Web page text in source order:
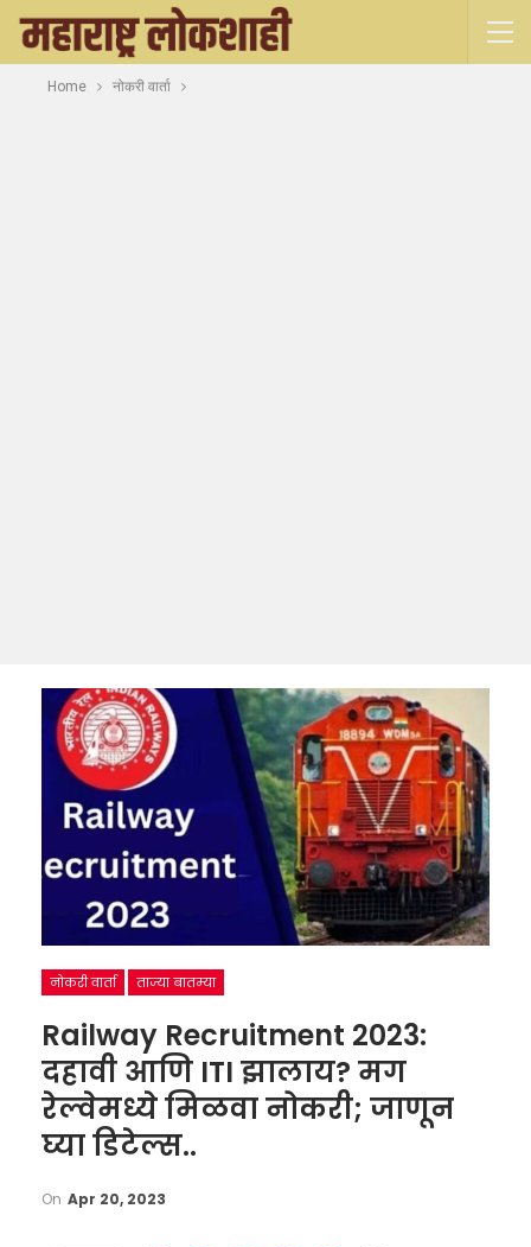
Home नोकरी वार्ता
नोकरी वार्ता ताज्या बातम्या
Railway Recruitment 2023:
दहावी आणि ITI झालाय? मग
रेल्वेमध्ये मिळवा नोकरी; जाणून
घ्या डिटेल्स..
On Apr 20, 2023